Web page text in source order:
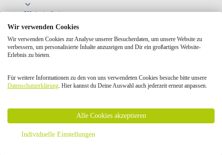
Kleintierheim
Transportboxen
Geschenkkarten
Bücher Kleintier
Snacks
Krallen- & Fellpflege
Wir verwenden Cookies
Wir verwenden Cookies zur Analyse unserer Besucherdaten, um unsere Website zu
verbessern, um personalisierte Inhalte anzuzeigen und Dir ein großartiges Website-
Erlebnis zu bieten.
Für weitere Informationen zu den von uns verwendeten Cookies besuche bitte unsere
Datenschutzerklärung. Hier kannst du Deine Auswahl auch jederzeit erneut anpassen.
Alle Cookies akzeptieren
Individuelle Einstellungen